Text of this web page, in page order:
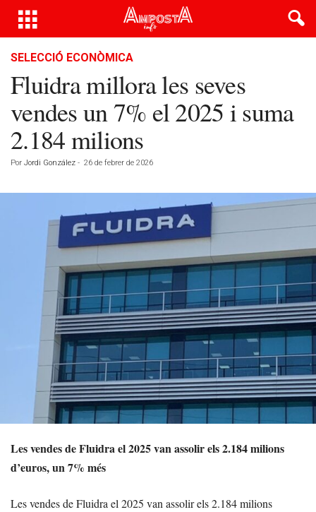
SELECCIÓ ECONÒMICA
Fluidra millora les seves
vendes un 7% el 2025 i suma
2.184 milions
Por Jordi González - 26 de febrer de 2026
Les vendes de Fluidra el 2025 van assolir els 2.184 milions
d’euros, un 7% més
Les vendes de Fluidra el 2025 van assolir els 2.184 milions